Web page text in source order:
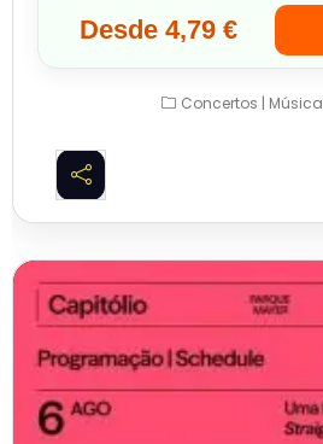
Desde 4,79 €
Concertos | Música